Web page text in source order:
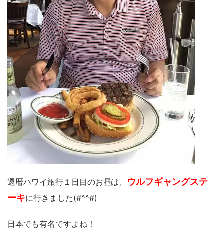
還暦ハワイ旅行１日目のお昼は、 ウルフギャングステ
ーキに行きました(#^^#)
日本でも有名ですよね！